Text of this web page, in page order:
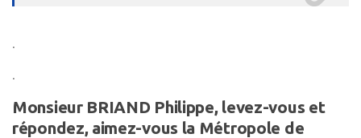
.
.
Monsieur BRIAND Philippe, levez-vous et
répondez, aimez-vous la Métropole de